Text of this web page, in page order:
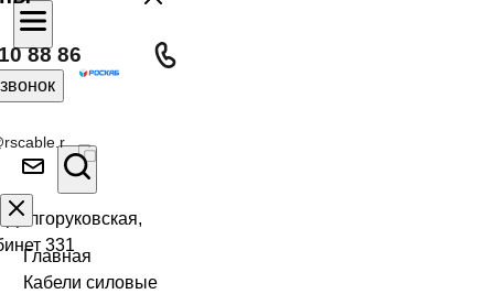
88 86
331
Главная
Кабели силовые